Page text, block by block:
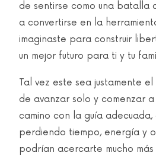
de sentirse como una batalla
a convertirse en la
imaginaste para construir
un mejor futuro para ti y tu
Tal vez este sea justamente
de avanzar solo y comenzar
camino con la guía adecuada,
perdiendo tiempo, energía y
podrían acercarte mucho